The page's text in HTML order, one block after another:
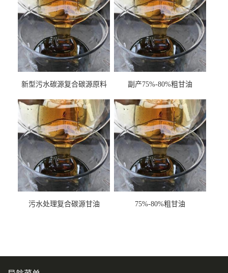
新型污水碳源复合碳源原料
副产75%-80%粗甘油
污水处理复合碳源甘油
75%-80%粗甘油